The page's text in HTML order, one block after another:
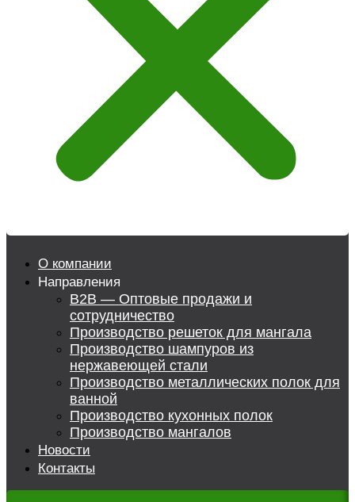
О компании
Направления
B2B — Оптовые продажи и
сотрудничество
Производство решеток для мангала
Производство шампуров из
нержавеющей стали
Производство металлических полок для
ванной
Производство кухонных полок
Производство мангалов
Новости
Контакты